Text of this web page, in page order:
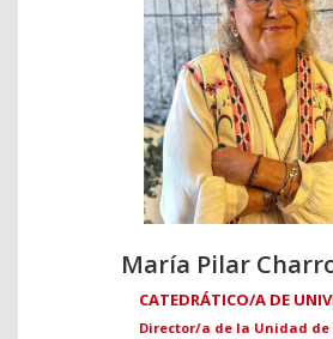
María Pilar
CATEDRÁTICO/A DE
Director/a de la Unidad